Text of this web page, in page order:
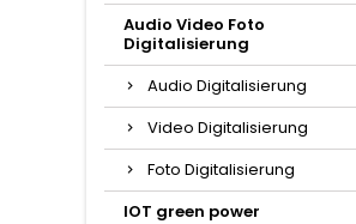
Audio Video Foto
Digitalisierung
Audio Digitalisierung
Video Digitalisierung
Foto Digitalisierung
IOT green power